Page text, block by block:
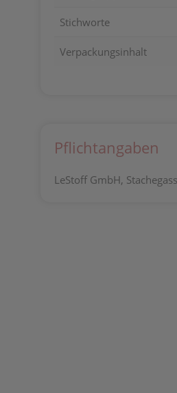
Stichworte
Verpackungsinhalt
Pflichtangaben
LeStoff GmbH,